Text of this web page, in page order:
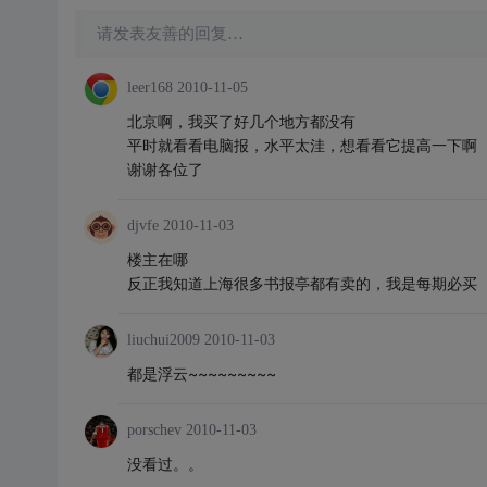
请发表友善的回复…
leer168 2010-11-05
北京啊，我买了好几个地方都没有
平时就看看电脑报，水平太洼，想看看它提高一下啊
谢谢各位了
djvfe 2010-11-03
楼主在哪
反正我知道上海很多书报亭都有卖的，我是每期必买
liuchui2009 2010-11-03
都是浮云~~~~~~~~~
porschev 2010-11-03
没看过。。